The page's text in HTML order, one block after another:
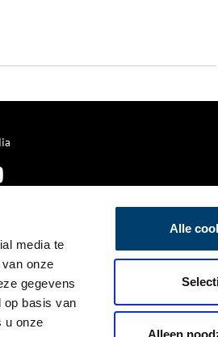
media te
onze
gegevens
op basis van
u onze
Alle
Alleen